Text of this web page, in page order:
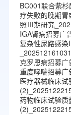
BC001联合紫
疗失败的晚期
照Ⅲ期研究
IGA肾病招募广
复杂性尿路感
克罗恩病招募
重度哮喘招募
医疗器械临床
药物临床试验质